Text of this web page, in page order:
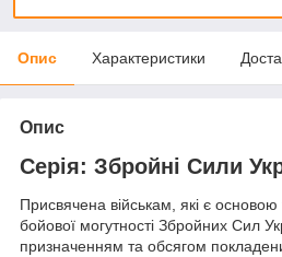
Опис Характеристики
Опис
Серія: Збройні Сили
Присвячена військам, які є
бойової могутності Збройних Сил
призначенням та обсягом